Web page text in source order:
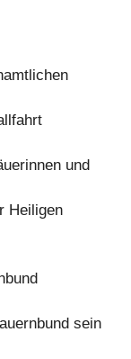
und
Heiligen
sein